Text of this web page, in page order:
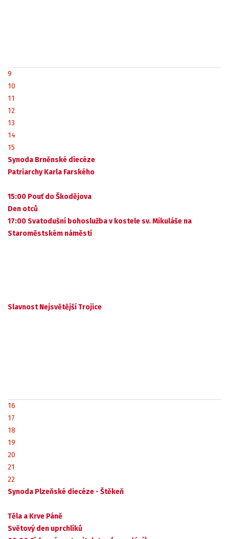
9
10
11
12
13
14
15
Synoda Brněnské diecéze
Patriarchy Karla Farského
15:00 Pouť do Škodějova
Den otců
17:00 Svatodušní bohoslužba v kostele sv. Mikuláše na
Staroměstském náměstí
Slavnost Nejsvětější Trojice
16
17
18
19
20
21
22
Synoda Plzeňské diecéze - Štěkeň
Těla a Krve Páně
Světový den uprchlíků